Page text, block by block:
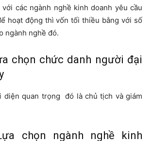
các ngành nghề kinh doanh yêu cầu
hoạt động thì vốn tối thiều bằng với số
ngành nghề đó.
chọn chức danh người đại
diện quan trọng đó là chủ tịch và giám
chọn ngành nghề kinh